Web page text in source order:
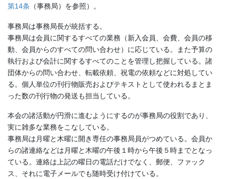
第14条 （事務局）を参照）。
事務局は事務局長が統括する。
事務局は会員に関するすべての業務（新入会員、会費、会員の移
動、会員からのすべての問い合わせ）に応じている。また予算の
執行および会計に関するすべてのことを管理し把握している。諸
団体からの問い合わせ、転載依頼、祝電の依頼などに対処してい
る。個人単位の刊行物販売およびテキストとして使われるまとま
った数の刊行物の発送も担当している。
本会の諸活動が円滑に進むようにするのが事務局の役割であり、
実に雑多な業務をこなしている。
事務局は月曜と木曜に開き専任の事務局員がつめている。会員か
らの諸連絡などは月曜と木曜の午後１時から午後５時までとなっ
ている。連絡は上記の曜日の電話だけでなく、郵便、ファック
ス、それに電子メールでも随時受け付けている。